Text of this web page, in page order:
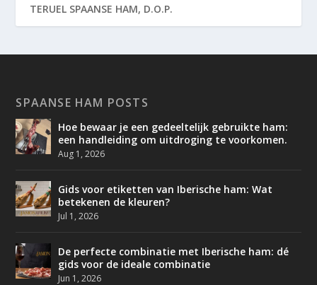
TERUEL SPAANSE HAM, D.O.P.
SPAANSE HAM POSTS
Hoe bewaar je een gedeeltelijk gebruikte ham:
een handleiding om uitdroging te voorkomen.
Aug 1, 2026
Gids voor etiketten van Iberische ham: Wat
betekenen de kleuren?
Jul 1, 2026
De perfecte combinatie met Iberische ham: dé
gids voor de ideale combinatie
Jun 1, 2026